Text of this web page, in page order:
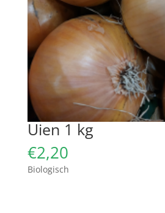
Uien 1 kg
€2,20
Biologisch